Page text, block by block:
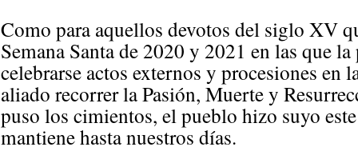
Como para aquellos devotos del siglo XV
Semana Santa de 2020 y 2021 en las que
celebrarse actos externos y procesiones
aliado recorrer la Pasión, Muerte y
puso los cimientos, el pueblo hizo suyo
mantiene hasta nuestros días.